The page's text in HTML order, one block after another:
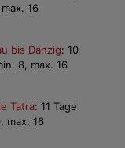
16
bis Danzig: 10
8, max. 16
Tatra: 11 Tage
max. 16